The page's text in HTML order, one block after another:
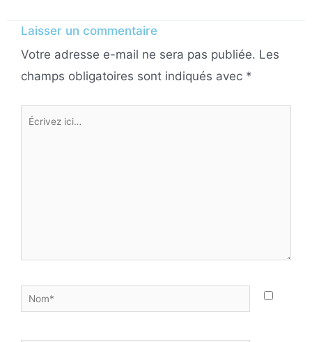
Laisser un commentaire
Votre adresse e-mail ne sera pas publiée. Les
champs obligatoires sont indiqués avec *
Écrivez
Nom*